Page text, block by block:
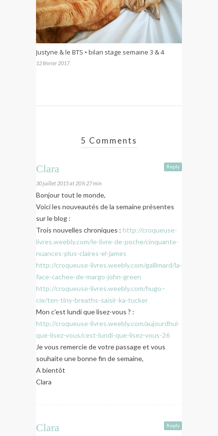
Justyne & le BTS • bilan stage semaine 3 & 4
12 février 2017
5 Comments
Reply
Clara
30 juillet 2015 at 20 h 27 min
Bonjour tout le monde,
Voici les nouveautés de la semaine présentes
sur le blog :
Trois nouvelles chroniques : http://croqueuse-
livres.weebly.com/le-livre-de-poche/cinquante-
nuances-plus-claires-el-james
http://croqueuse-livres.weebly.com/gallimard/la-
face-cachee-de-margo-john-green
http://croqueuse-livres.weebly.com/hugo–
cie/ten-tiny-breaths-saisir-ka-tucker
Mon c’est lundi que lisez-vous ? :
http://croqueuse-livres.weebly.com/aujourdhui-
que-lisez-vous/cest-lundi-que-lisez-vous-26
Je vous remercie de votre passage et vous
souhaite une bonne fin de semaine,
A bientôt
Clara
Reply
Clara